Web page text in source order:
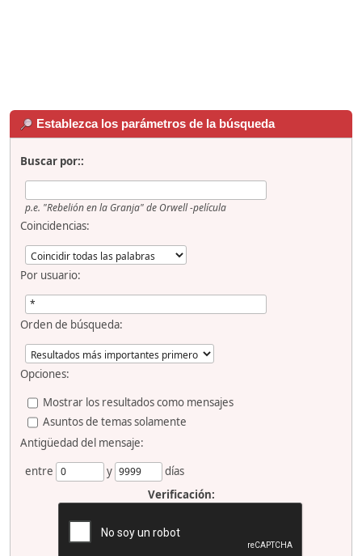
Establezca los parámetros de la búsqueda
Buscar por::
p.e. "Rebelión en la Granja" de Orwell -película
Coincidencias:
Por usuario:
Orden de búsqueda:
Opciones:
Mostrar los resultados como mensajes
Asuntos de temas solamente
Antigüedad del mensaje:
entre
y
días
Verificación: